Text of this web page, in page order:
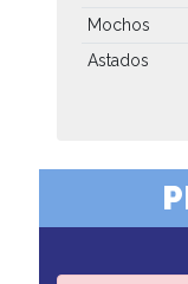
Mochos
Astados